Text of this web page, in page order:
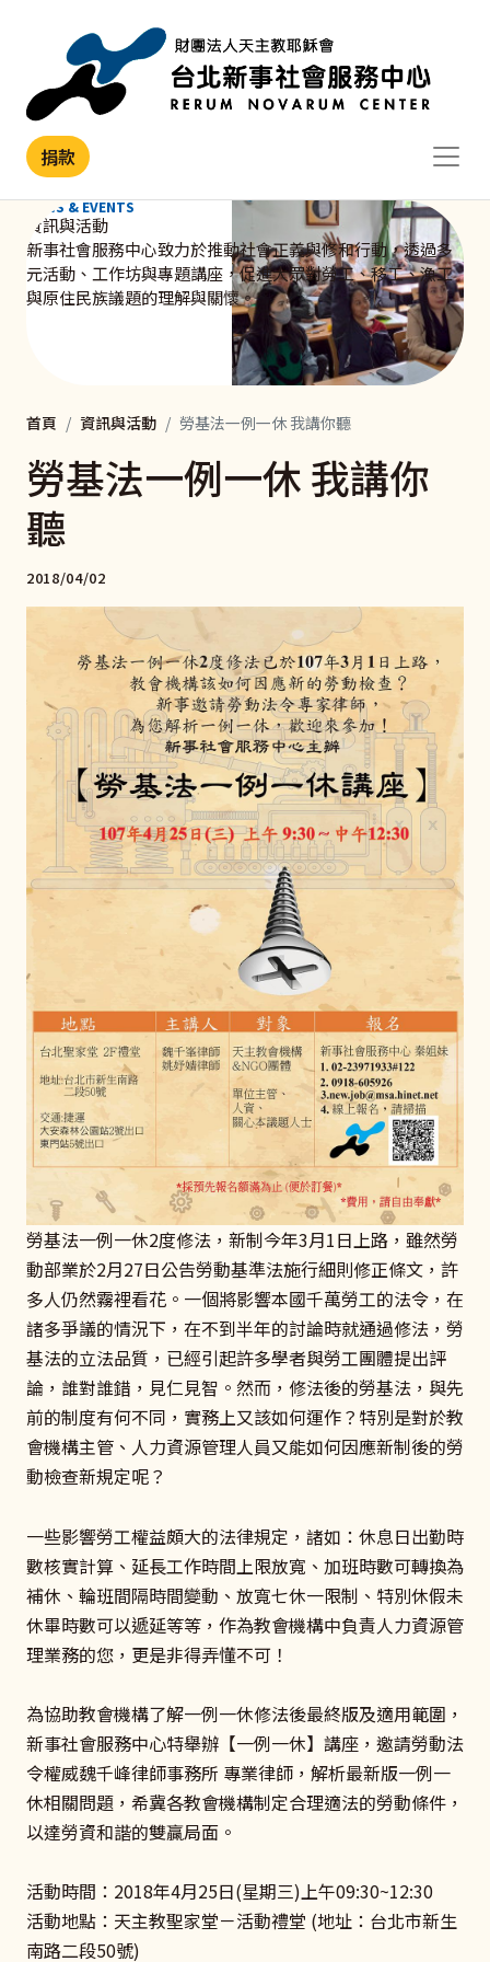
捐款
NEWS & EVENTS
資訊與活動
新事社會服務中心致力於推動社會正義與修和行動，透過多
元活動、工作坊與專題講座，促進大眾對勞工、移工、漁工
與原住民族議題的理解與關懷。
首頁 資訊與活動 勞基法一例一休 我講你聽
勞基法一例一休 我講你
聽
2018/04/02
勞基法一例一休2度修法，新制今年3月1日上路，雖然勞
動部業於2月27日公告勞動基準法施行細則修正條文，許
多人仍然霧裡看花。一個將影響本國千萬勞工的法令，在
諸多爭議的情況下，在不到半年的討論時就通過修法，勞
基法的立法品質，已經引起許多學者與勞工團體提出評
論，誰對誰錯，見仁見智。然而，修法後的勞基法，與先
前的制度有何不同，實務上又該如何運作？特別是對於教
會機構主管、人力資源管理人員又能如何因應新制後的勞
動檢查新規定呢？
一些影響勞工權益頗大的法律規定，諸如：休息日出勤時
數核實計算、延長工作時間上限放寬、加班時數可轉換為
補休、輪班間隔時間變動、放寬七休一限制、特別休假未
休畢時數可以遞延等等，作為教會機構中負責人力資源管
理業務的您，更是非得弄懂不可！
為協助教會機構了解一例一休修法後最終版及適用範圍，
新事社會服務中心特舉辦【一例一休】講座，邀請勞動法
令權威魏千峰律師事務所 專業律師，解析最新版一例一
休相關問題，希冀各教會機構制定合理適法的勞動條件，
以達勞資和諧的雙贏局面。
活動時間：2018年4月25日(星期三)上午09:30~12:30
活動地點：天主教聖家堂－活動禮堂 (地址：台北市新生
南路二段50號)